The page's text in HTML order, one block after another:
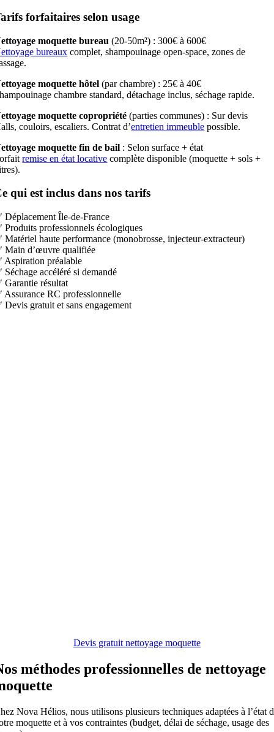
forfaitaires selon usage
moquette bureau (20-50m²) : 300€ à 600€
bureaux complet, shampouinage open-space, zones de
moquette hôtel (par chambre) : 25€ à 40€
chambre standard, détachage inclus, séchage rapide.
moquette copropriété (parties communes) : Sur devis
couloirs, escaliers. Contrat d’entretien immeuble possible.
moquette fin de bail : Selon surface + état
remise en état locative complète disponible (moquette + sols +
qui est inclus dans nos tarifs
Déplacement Île-de-France
Produits professionnels écologiques
Matériel haute performance (monobrosse, injecteur-extracteur)
Main d’œuvre qualifiée
Aspiration préalable
Séchage accéléré si demandé
Garantie résultat
Assurance RC professionnelle
Devis gratuit et sans engagement
Devis gratuit nettoyage moquette
méthodes professionnelles de nettoyage
Nova Hélios, nous utilisons plusieurs techniques adaptées à l’état
moquette et à vos contraintes (budget, délai de séchage, usage des